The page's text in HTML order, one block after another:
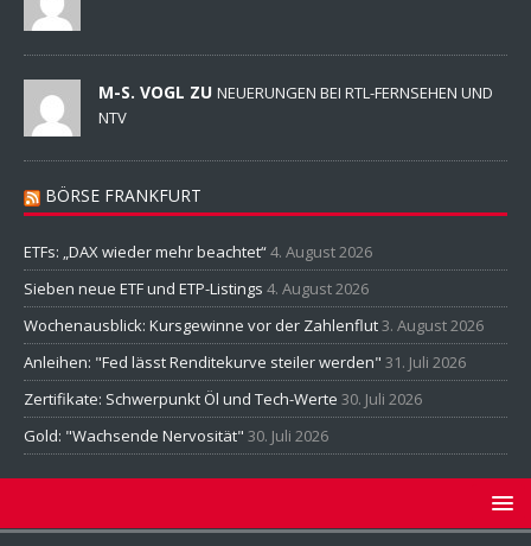
M-S. VOGL ZU NEUERUNGEN BEI RTL-FERNSEHEN UND
NTV
BÖRSE FRANKFURT
ETFs: „DAX wieder mehr beachtet“4. August 2026
Sieben neue ETF und ETP-Listings 4. August 2026
Wochenausblick: Kursgewinne vor der Zahlenflut3. August 2026
Anleihen: "Fed lässt Renditekurve steiler werden" 31. Juli 2026
Zertifikate: Schwerpunkt Öl und Tech-Werte 30. Juli 2026
Gold: "Wachsende Nervosität" 30. Juli 2026